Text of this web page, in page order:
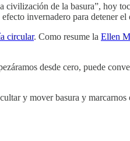
civilización de la basura”, hoy
efecto invernadero para detener
circular. Como resume la Ellen
desde cero, puede
y mover basura y